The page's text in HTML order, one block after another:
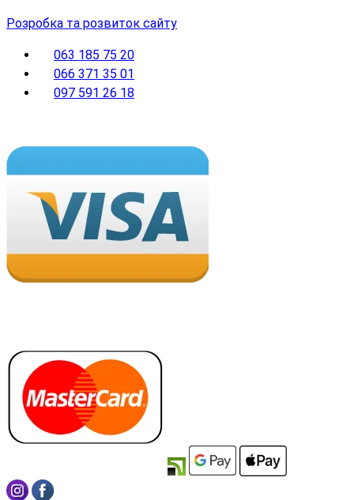
Розробка та розвиток сайту
063 185 75 20
066 371 35 01
097 591 26 18